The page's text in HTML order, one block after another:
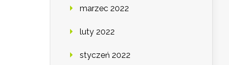
marzec 2022
luty 2022
styczeń 2022